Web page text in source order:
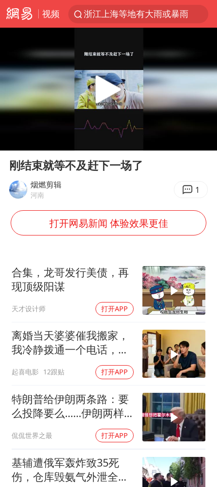
视频
浙江上海等地有大雨或暴雨
黄金牛市回来了吗
央视新主播李秋莹孙亚鹏亮相
情侣平潭拍日出坠崖1死1伤
倪萍赵雅芝同框亮相红毯
《欢迎来龙餐馆》口碑
酒店回应车内过夜被收150元
杭州全市有序停课
“不怕六爷挂得多 就怕六爷挂一颗”
全民健身事业高质量发展
乐享全民健身 共筑健康中国
Play
刚结束就等不及赶下一场了
烟燃剪辑
河南 1
打开网易新闻 体验效果更佳
合集，龙哥发行美债，再
现顶级阳谋
天才设计师 打开APP
离婚当天婆婆催我搬家，
我冷静拨通一个电话，全
起喜电影 12跟贴 打开APP
特朗普给伊朗两条路：要
么投降要么……伊朗两样
都不选，美军无人机又被
打下来了
侃侃世界之最 打开APP
基辅遭俄军轰炸致35死
伤，仓库毁氨气外泄全城